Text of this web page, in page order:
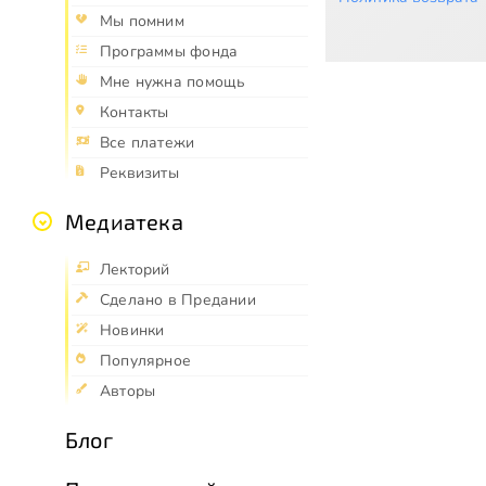
Мы помним
Программы фонда
Мне нужна помощь
Контакты
Все платежи
Реквизиты
Медиатека
Лекторий
Сделано в Предании
Новинки
Популярное
Авторы
Блог